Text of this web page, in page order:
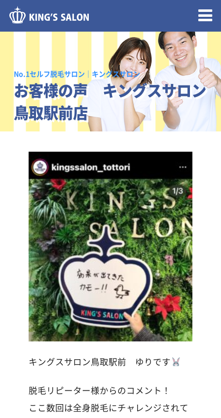
No.1セルフ脱毛サロン｜キングスサロン
お客様の声 キングスサロン
鳥取駅前店
キングスサロン鳥取駅前 ゆりです
脱毛リピーター様からのコメント！
ここ数回は全身脱毛にチャレンジされて